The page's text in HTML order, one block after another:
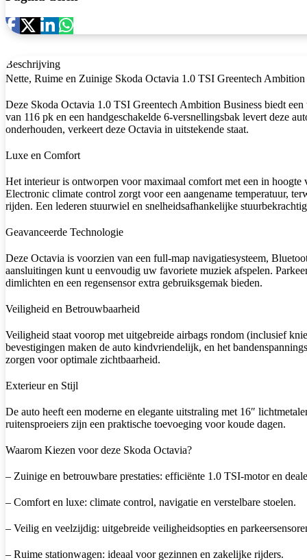
Beschrijving
Nette, Ruime en Zuinige Skoda Octavia 1.0 TSI Greentech
Deze Skoda Octavia 1.0 TSI Greentech Ambition Business biedt
van 116 pk en een handgeschakelde 6-versnellingsbak levert deze
onderhouden, verkeert deze Octavia in uitstekende staat.
Luxe en Comfort
Het interieur is ontworpen voor maximaal comfort met een in hoogte
Electronic climate control zorgt voor een aangename temperatuur,
rijden. Een lederen stuurwiel en snelheidsafhankelijke
Geavanceerde Technologie
Deze Octavia is voorzien van een full-map navigatiesysteem,
aansluitingen kunt u eenvoudig uw favoriete muziek afspelen.
dimlichten en een regensensor extra gebruiksgemak bieden.
Veiligheid en Betrouwbaarheid
Veiligheid staat voorop met uitgebreide airbags rondom (inclusief
bevestigingen maken de auto kindvriendelijk, en het
zorgen voor optimale zichtbaarheid.
Exterieur en Stijl
De auto heeft een moderne en elegante uitstraling met 16″
ruitensproeiers zijn een praktische toevoeging voor koude dagen.
Waarom Kiezen voor deze Skoda Octavia?
– Zuinige en betrouwbare prestaties: efficiënte 1.0 TSI-motor en
– Comfort en luxe: climate control, navigatie en verstelbare stoelen.
– Veilig en veelzijdig: uitgebreide veiligheidsopties en
– Ruime stationwagen: ideaal voor gezinnen en zakelijke rijders.